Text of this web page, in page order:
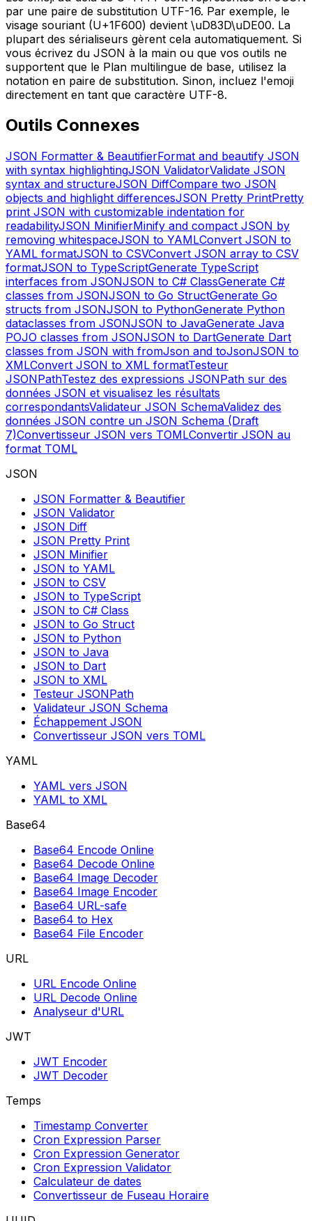
par une paire de substitution UTF-16. Par exemple, le
visage souriant (U+1F600) devient \uD83D\uDE00. La
plupart des sérialiseurs gèrent cela automatiquement. Si
vous écrivez du JSON à la main ou que vos outils ne
supportent que le Plan multilingue de base, utilisez la
notation en paire de substitution. Sinon, incluez l'emoji
directement en tant que caractère UTF-8.
Outils Connexes
JSON Formatter & BeautifierFormat and beautify JSON
with syntax highlightingJSON ValidatorValidate JSON
syntax and structureJSON DiffCompare two JSON
objects and highlight differencesJSON Pretty PrintPretty
print JSON with customizable indentation for
readabilityJSON MinifierMinify and compact JSON by
removing whitespaceJSON to YAMLConvert JSON to
YAML formatJSON to CSVConvert JSON array to CSV
formatJSON to TypeScriptGenerate TypeScript
interfaces from JSONJSON to C# ClassGenerate C#
classes from JSONJSON to Go StructGenerate Go
structs from JSONJSON to PythonGenerate Python
dataclasses from JSONJSON to JavaGenerate Java
POJO classes from JSONJSON to DartGenerate Dart
classes from JSON with fromJson and toJsonJSON to
XMLConvert JSON to XML formatTesteur
JSONPathTestez des expressions JSONPath sur des
données JSON et visualisez les résultats
correspondantsValidateur JSON SchemaValidez des
données JSON contre un JSON Schema (Draft
7)Convertisseur JSON vers TOMLConvertir JSON au
format TOML
JSON
JSON Formatter & Beautifier
JSON Validator
JSON Diff
JSON Pretty Print
JSON Minifier
JSON to YAML
JSON to CSV
JSON to TypeScript
JSON to C# Class
JSON to Go Struct
JSON to Python
JSON to Java
JSON to Dart
JSON to XML
Testeur JSONPath
Validateur JSON Schema
Échappement JSON
Convertisseur JSON vers TOML
YAML
YAML vers JSON
YAML to XML
Base64
Base64 Encode Online
Base64 Decode Online
Base64 Image Decoder
Base64 Image Encoder
Base64 URL-safe
Base64 to Hex
Base64 File Encoder
URL
URL Encode Online
URL Decode Online
Analyseur d'URL
JWT
JWT Encoder
JWT Decoder
Temps
Timestamp Converter
Cron Expression Parser
Cron Expression Generator
Cron Expression Validator
Calculateur de dates
Convertisseur de Fuseau Horaire